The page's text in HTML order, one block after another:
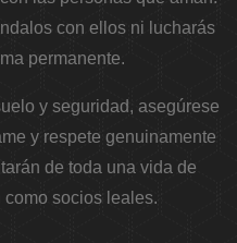
con ellos ni lucharás
permanente.
y seguridad, asegúrese
y respete genuinamente
de toda una vida de
socios leales.